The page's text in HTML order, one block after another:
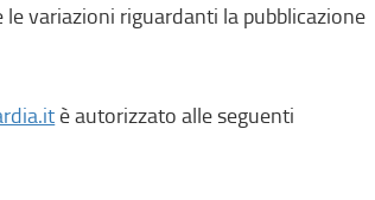
variazioni riguardanti la pubblicazione
è autorizzato alle seguenti